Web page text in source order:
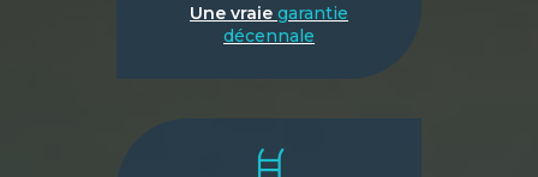
Une vraie garantie
décennale